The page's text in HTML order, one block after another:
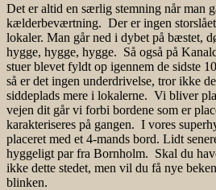
Det er altid en særlig stemning når man
kælderbeværtning. Der er ingen
lokaler. Man går ned i dybet på bæstet,
hygge, hygge, hygge. Så også på
stuer blevet fyldt op igennem de sidste
så er det ingen underdrivelse, tror ikke
siddeplads mere i lokalerne. Vi bliver
vejen dit går vi forbi bordene som er
karakteriseres på gangen. I vores
placeret med et 4-mands bord. Lidt
hyggeligt par fra Bornholm. Skal du
ikke dette stedet, men vil du få nye
blinken.